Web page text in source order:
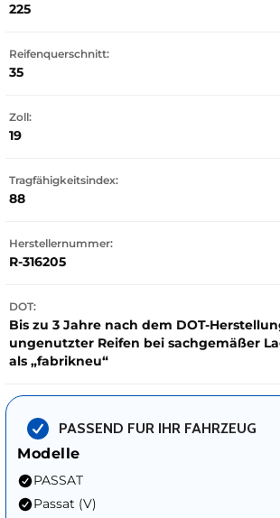
225
Reifenquerschnitt:
35
Zoll:
19
Tragfähigkeitsindex:
88
Herstellernummer:
R-316205
DOT:
Bis zu 3 Jahre nach dem DOT-
ungenutzter Reifen bei sachgemäßer
als „fabrikneu“
PASSEND FUR IHR FAHRZEUG
Modelle
PASSAT
Passat (V)